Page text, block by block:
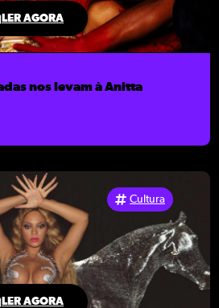
LER AGORA
nos levam à Anitta
LER AGORA
Cultura